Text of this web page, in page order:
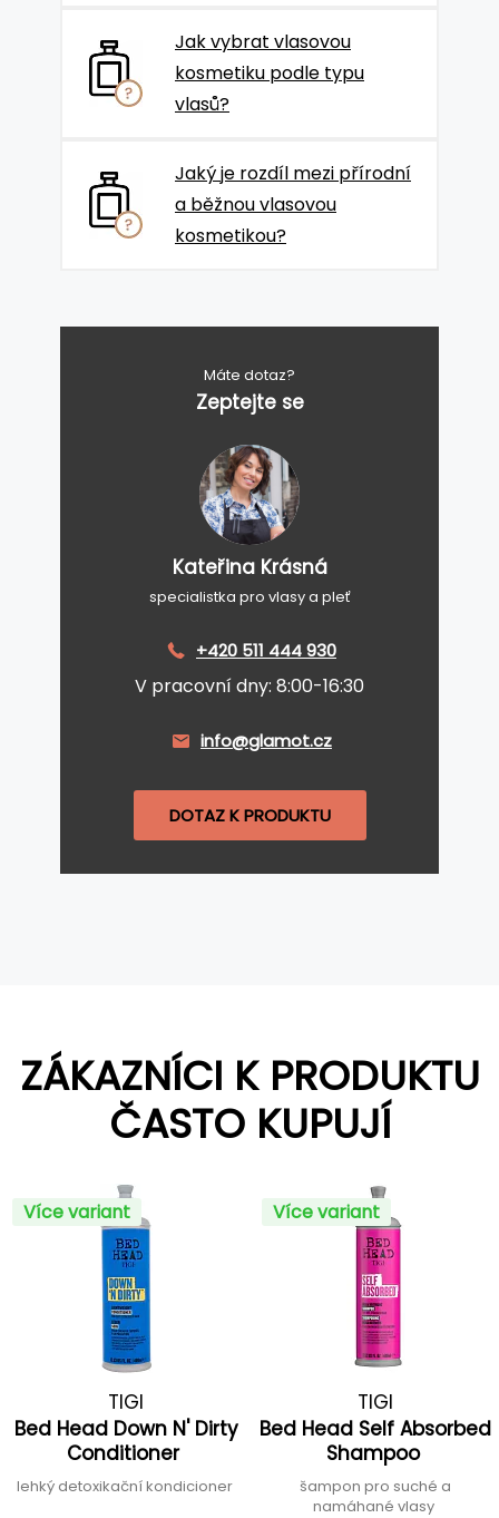
Jak vybrat vlasovou
kosmetiku podle typu
vlasů?
Jaký je rozdíl mezi přírodní
a běžnou vlasovou
kosmetikou?
Máte dotaz?
Zeptejte se
Kateřina Krásná
specialistka pro vlasy a pleť
+420 511 444 930
V pracovní dny: 8:00-16:30
info@glamot.cz
DOTAZ K PRODUKTU
ZÁKAZNÍCI K PRODUKTU
ČASTO KUPUJÍ
Více variant
TIGI
Bed Head Down N' Dirty
Conditioner
lehký detoxikační kondicioner
Více variant
TIGI
Bed Head Self Absorbed
Shampoo
šampon pro suché a
namáhané vlasy